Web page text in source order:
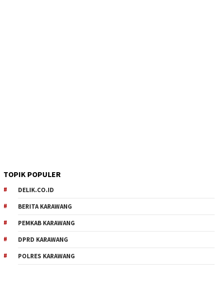
TOPIK POPULER
DELIK.CO.ID
BERITA KARAWANG
PEMKAB KARAWANG
DPRD KARAWANG
POLRES KARAWANG